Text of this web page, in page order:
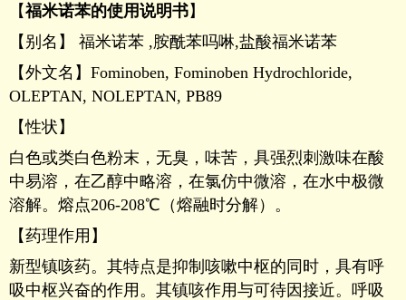
【福米诺苯的使用说明书】
【别名】 福米诺苯 ,胺酰苯吗啉,盐酸福米诺苯
【外文名】Fominoben, Fominoben Hydrochloride,
OLEPTAN, NOLEPTAN, PB89
【性状】
白色或类白色粉末，无臭，味苦，具强烈刺激味在酸
中易溶，在乙醇中略溶，在氯仿中微溶，在水中极微
溶解。熔点206-208℃（熔融时分解）。
【药理作用】
新型镇咳药。其特点是抑制咳嗽中枢的同时，具有呼
吸中枢兴奋的作用。其镇咳作用与可待因接近。呼吸